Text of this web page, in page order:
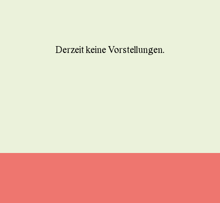
Derzeit keine Vorstellungen.